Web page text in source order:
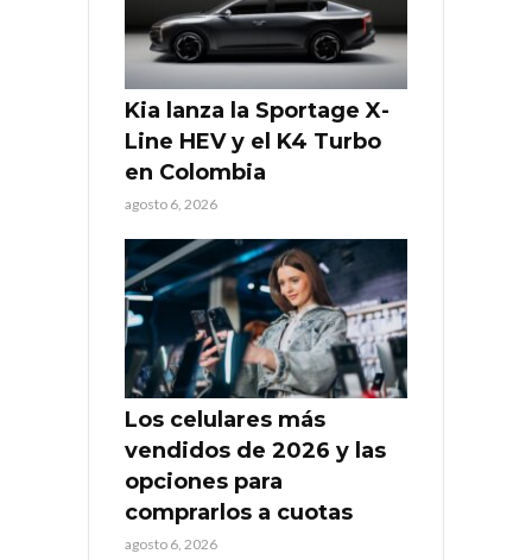
Kia lanza la Sportage X-
Line HEV y el K4 Turbo
en Colombia
agosto 6, 2026
Los celulares más
vendidos de 2026 y las
opciones para
comprarlos a cuotas
agosto 6, 2026